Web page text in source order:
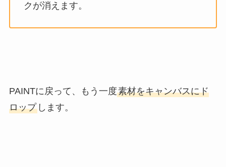
クが消えます。
PAINTに戻って、もう一度素材をキャンバスにド
ロップします。